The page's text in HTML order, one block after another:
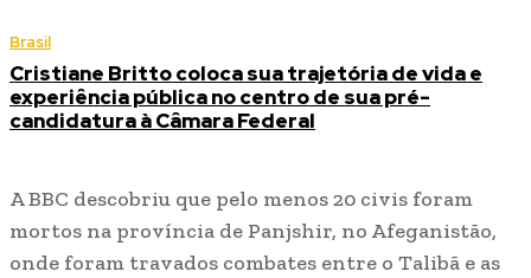
Brasil
Cristiane Britto coloca sua trajetória de vida e
experiência pública no centro de sua pré-
candidatura à Câmara Federal
A BBC descobriu que pelo menos 20 civis foram
mortos na província de Panjshir, no Afeganistão,
onde foram travados combates entre o Talibã e as